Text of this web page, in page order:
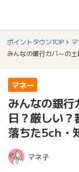
ポイントタウンTOP
マネー
みんなの銀行
日？厳しい
落ちた5ch・
マネ子